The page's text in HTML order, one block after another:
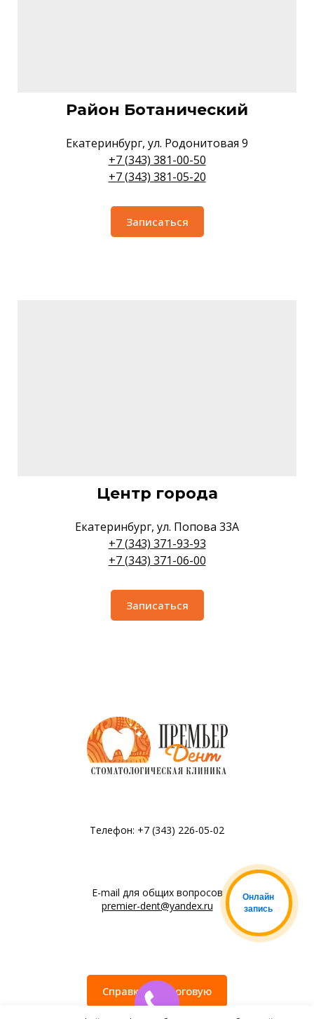
Онлайн
запись
Район Ботанический
Екатеринбург, ул. Родонитовая 9
+7 (343) 381-00-50
+7 (343) 381-05-20
Записаться
Центр города
Екатеринбург, ул. Попова 33А
+7 (343) 371-93-93
+7 (343) 371-06-00
Записаться
Телефон: +7 (343) 226-05-02
E-mail для общих вопросов
premier-dent@yandex.ru
Справка в налоговую